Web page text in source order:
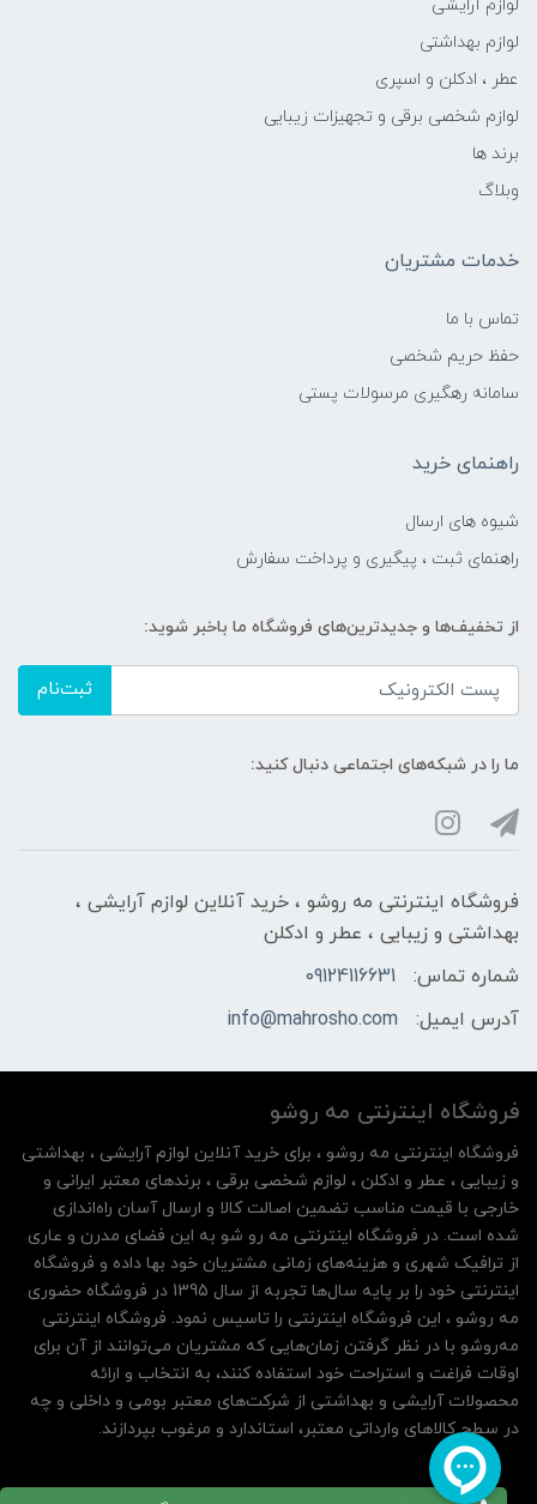
لوازم آرایشی
لوازم بهداشتی
عطر ، ادکلن و اسپری
لوازم شخصی برقی و تجهیزات زیبایی
برند ها
وبلاگ
خدمات مشتریان
تماس با ما
حفظ حریم شخصی
سامانه رهگیری مرسولات پستی
راهنمای خرید
شیوه های ارسال
راهنمای ثبت ، پیگیری و پرداخت سفارش
از تخفیف‌ها و جدیدترین‌های فروشگاه ما باخبر شوید:
ثبت‌نام
ما را در شبکه‌های اجتماعی دنبال کنید:
فروشگاه اینترنتی مه‌ رو‌شو ، خرید آنلاین لوازم آرایشی ،
بهداشتی و زیبایی ، عطر و ادکلن
شماره تماس:
09124116631
آدرس ایمیل:
info@mahrosho.com
فروشگاه اینترنتی مه‌ رو‌شو
فروشگاه اینترنتی مه‌ رو‌شو ، برای خرید آنلاین لوازم آرایشی ، بهداشتی
و زیبایی ، عطر و ادکلن ، لوازم شخصی برقی ، برندهای معتبر ایرانی و
خارجی با قیمت مناسب تضمین اصالت کالا و ارسال آسان راه‌اندازی
شده است. در فروشگاه اینترنتی مه رو شو به این فضای مدرن و عاری
از ترافیک شهری و هزینه‌های زمانی مشتریان خود بها داده و فروشگاه
اینترنتی خود را بر پایه سال‌ها تجربه از سال 1395 در فروشگاه حضوری
مه روشو ، این فروشگاه اینترنتی را تاسیس نمود. فروشگاه اینترنتی
مه‌رو‌شو با در نظر گرفتن زمان‌هایی که مشتریان می‌توانند از آن‌ برای
اوقات فراغت و استراحت خود استفاده کنند، به انتخاب و ارائه
محصولات آرایشی و بهداشتی از شرکت‌های معتبر بومی و داخلی و چه
در سطح کالاهای وارداتی معتبر، استاندارد و مرغوب بپردازند.